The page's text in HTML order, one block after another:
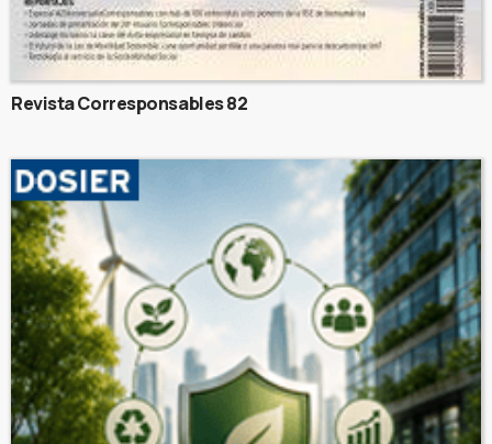
Revista Corresponsables 82